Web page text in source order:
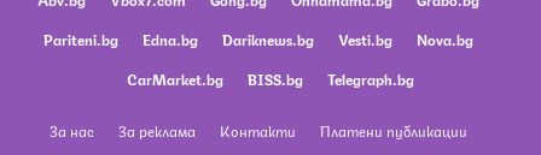
Pariteni.bg
Edna.bg Dariknews.bg Vesti.bg
Nova.bg
CarMarket.bg
BISS.bg Telegraph.bg
За нас За реклама Контакти
Платени публикации